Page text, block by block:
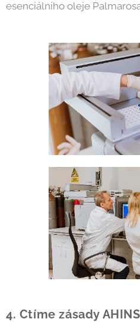
esenciálního oleje
4. Ctíme zásady